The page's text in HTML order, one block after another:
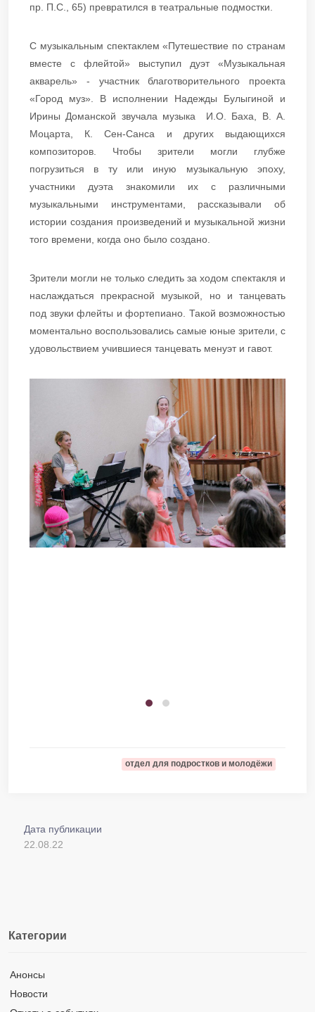
пр. П.С., 65) превратился в театральные подмостки.
С музыкальным спектаклем «Путешествие по странам
вместе с флейтой» выступил дуэт «Музыкальная
акварель» - участник благотворительного проекта
«Город муз». В исполнении Надежды Булыгиной и
Ирины Доманской звучала музыка И.О. Баха, В. А.
Моцарта, К. Сен-Санса и других выдающихся
композиторов. Чтобы зрители могли глубже
погрузиться в ту или иную музыкальную эпоху,
участники дуэта знакомили их с различными
музыкальными инструментами, рассказывали об
истории создания произведений и музыкальной жизни
того времени, когда оно было создано.
Зрители могли не только следить за ходом спектакля и
наслаждаться прекрасной музыкой, но и танцевать
под звуки флейты и фортепиано. Такой возможностью
моментально воспользовались самые юные зрители, с
удовольствием учившиеся танцевать менуэт и гавот.
отдел для подростков и молодёжи
Дата публикации
22.08.22
Категории
Анонсы
Новости